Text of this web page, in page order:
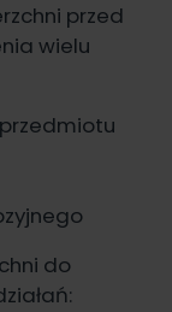
przed
wielu
do